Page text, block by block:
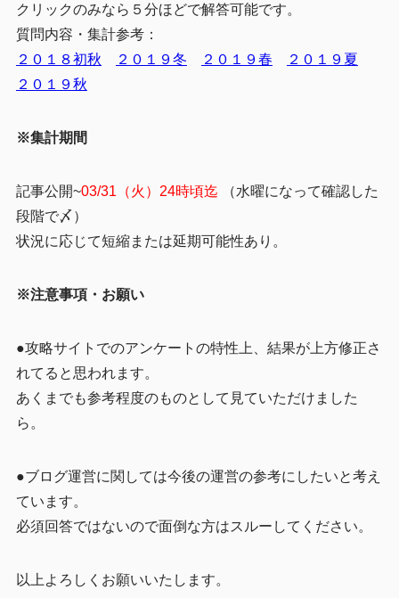
クリックのみなら５分ほどで解答可能です。
質問内容・集計参考：
２０１８初秋
２０１９冬 ２０１９春
２０１９夏
２０１９秋
※集計期間
記事公開~03/31 （火）24時頃迄 （水曜になって確認した
段階で〆）
状況に応じて短縮または延期可能性あり。
※注意事項・お願い
●攻略サイトでのアンケートの特性上、結果が上方修正さ
れてると思われます。
あくまでも参考程度のものとして見ていただけました
ら。
●ブログ運営に関しては今後の運営の参考にしたいと考え
ています。
必須回答ではないので面倒な方はスルーしてください。
以上よろしくお願いいたします。